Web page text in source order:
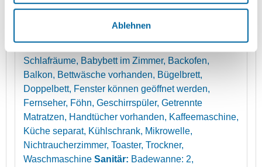
Ablehnen
Bettwäsche und Handtücher, Toilettenpapier und
Schlafräume, Babybett im Zimmer, Backofen,
Balkon, Bettwäsche vorhanden, Bügelbrett,
Doppelbett, Fenster können geöffnet werden,
Fernseher, Föhn, Geschirrspüler, Getrennte
Matratzen, Handtücher vorhanden, Kaffeemaschine,
Küche separat, Kühlschrank, Mikrowelle,
Nichtraucherzimmer, Toaster, Trockner,
Waschmaschine Sanitär: Badewanne: 2,